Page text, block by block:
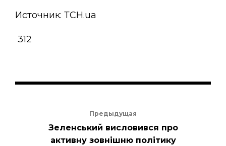
Источник: ТСН.ua
312
Предыдущая
Зеленський висловився про
активну зовнішню політику